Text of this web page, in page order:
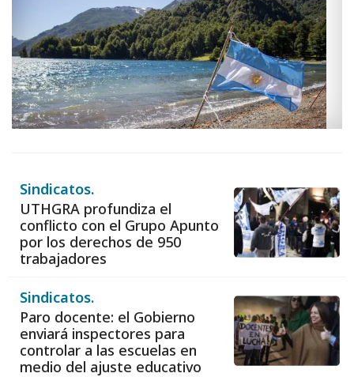
Sindicatos.
UTHGRA profundiza el
conflicto con el Grupo Apunto
por los derechos de 950
trabajadores
Sindicatos.
Paro docente: el Gobierno
enviará inspectores para
controlar a las escuelas en
medio del ajuste educativo